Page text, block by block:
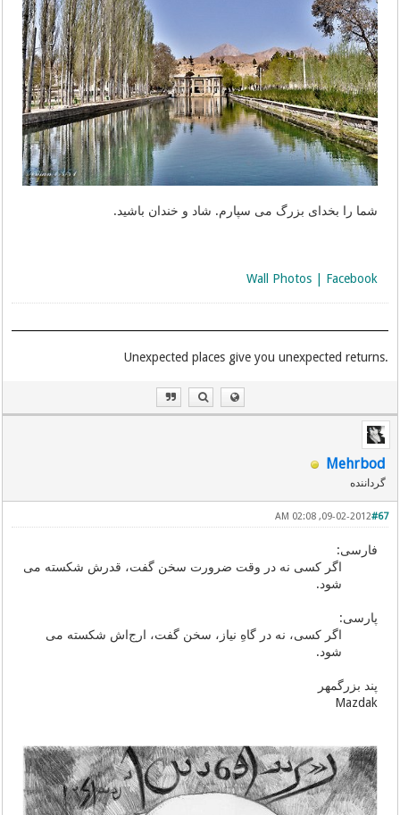
شما را بخدای بزرگ می سپارم. شاد و خندان باشید.
Wall Photos | Facebook
.Unexpected places give you unexpected returns
Mehrbod
گرداننده
#67
09-02-2012, 02:08 AM
فارسی:
اگر کسی نه در وقت ضرورت سخن گفت، قدرش شکسته می
شود.
پارسی:
اگر کسی، نه در گاهِ نیاز، سخن گفت، ارج‌اش شکسته می
شود.
پند بزرگمهر
Mazdak